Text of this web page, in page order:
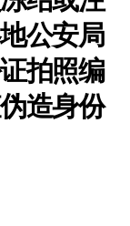
公安局
拍照编
造身份